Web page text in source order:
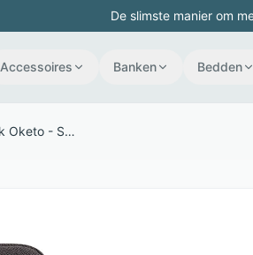
De slimste manier om
Accessoires Banken Bedden
Draaibare barkruk Oketo - Stof en metaal - 360° draaibaar - Blauw - Jesper Home